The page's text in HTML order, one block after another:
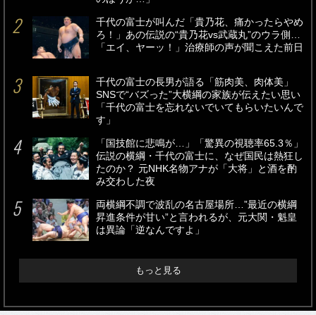
千代の富士が叫んだ「貴乃花、痛かったらやめ
ろ！」あの伝説の“貴乃花vs武蔵丸”のウラ側…
「エイ、ヤーッ！」治療師の声が聞こえた前日
千代の富士の長男が語る「筋肉美、肉体美」
SNSで“バズった”大横綱の家族が伝えたい思い
「千代の富士を忘れないでいてもらいたいんで
す」
「国技館に悲鳴が…」「驚異の視聴率65.3％」
伝説の横綱・千代の富士に、なぜ国民は熱狂し
たのか？ 元NHK名物アナが「大将」と酒を酌
み交わした夜
両横綱不調で波乱の名古屋場所…”最近の横綱
昇進条件が甘い”と言われるが、元大関・魁皇
は異論「逆なんですよ」
もっと見る